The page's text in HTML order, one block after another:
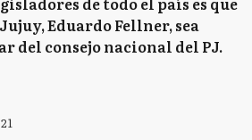
Eduardo Fellner, sea
del consejo nacional del PJ.